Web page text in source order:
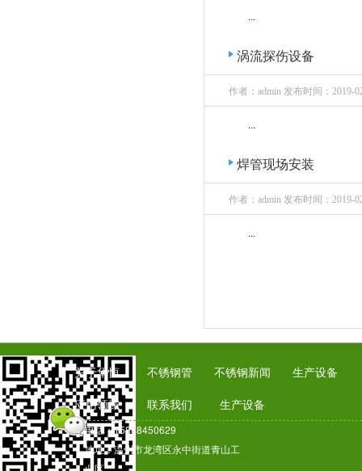
...
涡流探伤设备
作者：admin 发布时间：2019-
...
焊管现场安装
作者：admin 发布时间：2019-
...
关于华恒 不锈钢管 不锈钢新闻
生产设备
应用领域
联系我们 生产设备
电话：15888450629
地址：温州市龙湾区永中街道青山工